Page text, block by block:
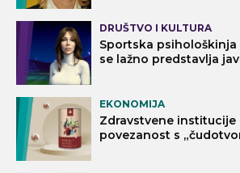
DRUŠTVO I KULTURA
Sportska psihološkinja
se lažno predstavlja
EKONOMIJA
Zdravstvene institucije
povezanost s